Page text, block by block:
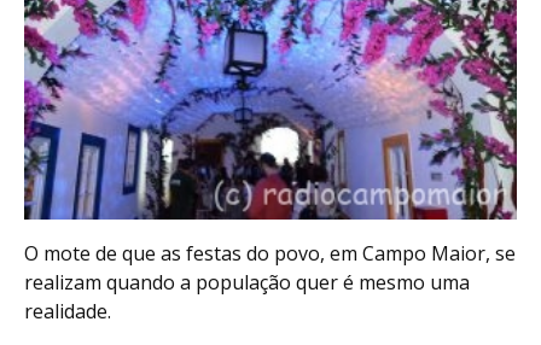
O mote de que as festas do povo, em Campo Maior, se
realizam quando a população quer é mesmo uma
realidade.